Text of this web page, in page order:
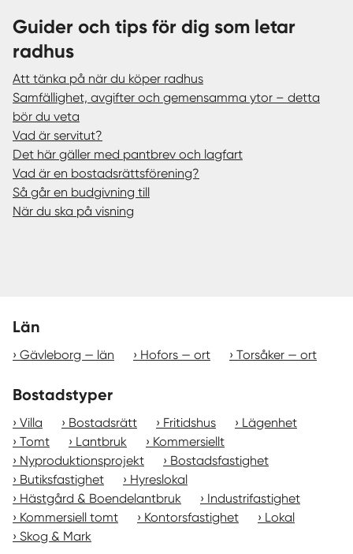
Guider och tips för dig som letar
radhus
Att tänka på när du köper radhus
Samfällighet, avgifter och gemensamma ytor – detta
bör du veta
Vad är servitut?
Det här gäller med pantbrev och lagfart
Vad är en bostadsrättsförening?
Så går en budgivning till
När du ska på visning
Län
Gävleborg — län Hofors — ort Torsåker — ort
Bostadstyper
Villa Bostadsrätt Fritidshus
Lägenhet
Tomt
Lantbruk
Kommersiellt
Nyproduktionsprojekt
Bostadsfastighet
Butiksfastighet
Hyreslokal
Hästgård & Boendelantbruk
Industrifastighet
Kommersiell tomt
Kontorsfastighet
Lokal
Skog & Mark